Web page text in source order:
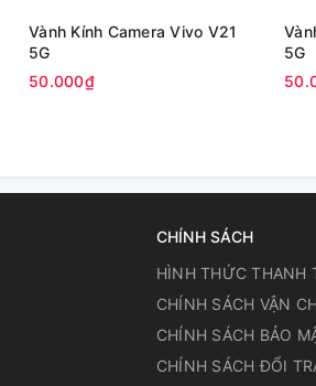
Vành Kính Camera Vivo V21
5G
50.000₫
5G
CHÍNH SÁCH
HÌNH THỨC THANH
CHÍNH SÁCH VẬN
CHÍNH SÁCH BẢO
CHÍNH SÁCH ĐỔI